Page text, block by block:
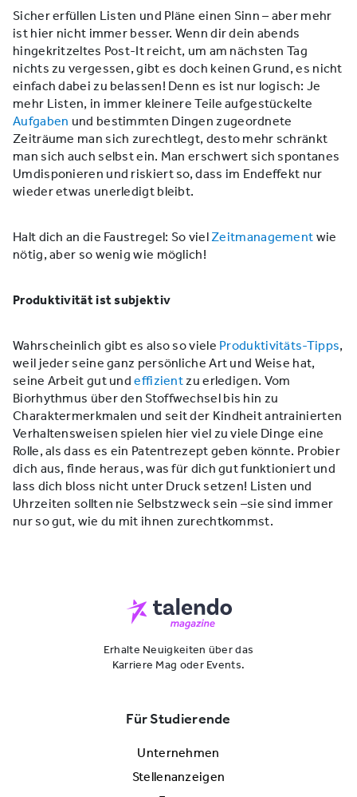
Sicher erfüllen Listen und Pläne einen Sinn – aber mehr
ist hier nicht immer besser. Wenn dir dein abends
hingekritzeltes Post-It reicht, um am nächsten Tag
nichts zu vergessen, gibt es doch keinen Grund, es nicht
einfach dabei zu belassen! Denn es ist nur logisch: Je
mehr Listen, in immer kleinere Teile aufgestückelte
Aufgaben und bestimmten Dingen zugeordnete
Zeiträume man sich zurechtlegt, desto mehr schränkt
man sich auch selbst ein. Man erschwert sich spontanes
Umdisponieren und riskiert so, dass im Endeffekt nur
wieder etwas unerledigt bleibt.
Halt dich an die Faustregel: So vielZeitmanagement wie
nötig, aber so wenig wie möglich!
Produktivität ist subjektiv
Wahrscheinlich gibt es also so viele Produktivitäts-Tipps,
weil jeder seine ganz persönliche Art und Weise hat,
seine Arbeit gut undeffizientzu erledigen. Vom
Biorhythmus über den Stoffwechsel bis hin zu
Charaktermerkmalen und seit der Kindheit antrainierten
Verhaltensweisen spielen hier viel zu viele Dinge eine
Rolle, als dass es ein Patentrezept geben könnte. Probier
dich aus, finde heraus, was für dich gut funktioniert und
lass dich bloss nicht unter Druck setzen! Listen und
Uhrzeiten sollten nie Selbstzweck sein –sie sind immer
nur so gut, wie du mit ihnen zurechtkommst.
Erhalte Neuigkeiten über das
Karriere Mag oder Events.
Für Studierende
Unternehmen
Stellenanzeigen